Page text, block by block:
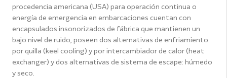
procedencia americana (USA) para operación continua o
energía de emergencia en embarcaciones cuentan con
encapsulados insonorizados de fábrica que mantienen un
bajo nivel de ruido, poseen dos alternativas de enfriamiento:
por quilla (keel cooling) y por intercambiador de calor (heat
exchanger) y dos alternativas de sistema de escape: húmedo
y seco.